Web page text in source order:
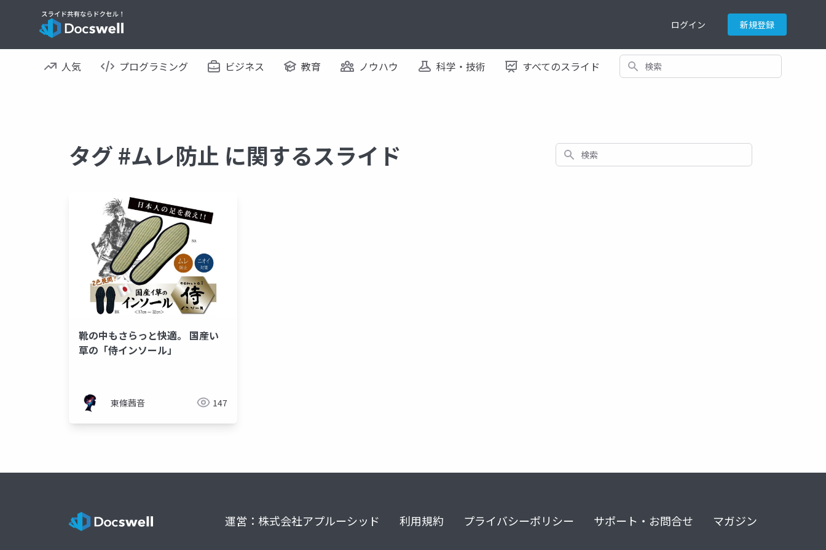
ログイン 新規登録
人気 プログラミング ビジネス 教育 ノウハウ 科学・技術 すべてのスライド 検索
タグ #ムレ防止 に関するスライド 検索
靴の中もさらっと快適。 国産い
草の「侍インソール」
東條茜音 147
運営：株式会社アプルーシッド 利用規約 プライバシーポリシー サポート・お問合せ マガジン